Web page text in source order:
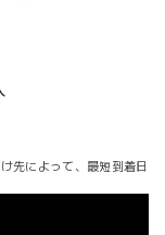
先によって、最短到着日